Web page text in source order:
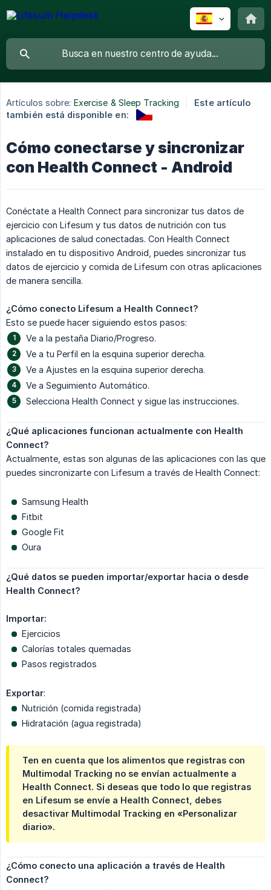
Artículos sobre: Exercise & Sleep Tracking
Este artículo
también está disponible en:
Cómo conectarse y sincronizar
con Health Connect - Android
Conéctate a Health Connect para sincronizar tus datos de
ejercicio con Lifesum y tus datos de nutrición con tus
aplicaciones de salud conectadas. Con Health Connect
instalado en tu dispositivo Android, puedes sincronizar tus
datos de ejercicio y comida de Lifesum con otras aplicaciones
de manera sencilla.
¿Cómo conecto Lifesum a Health Connect?
Esto se puede hacer siguiendo estos pasos:
Ve a la pestaña Diario/Progreso.
Ve a tu Perfil en la esquina superior derecha.
Ve a Ajustes en la esquina superior derecha.
Ve a Seguimiento Automático.
Selecciona Health Connect y sigue las instrucciones.
¿Qué aplicaciones funcionan actualmente con Health
Connect?
Actualmente, estas son algunas de las aplicaciones con las que
puedes sincronizarte con Lifesum a través de Health Connect:
Samsung Health
Fitbit
Google Fit
Oura
¿Qué datos se pueden importar/exportar hacia o desde
Health Connect?
Importar:
Ejercicios
Calorías totales quemadas
Pasos registrados
Exportar:
Nutrición (comida registrada)
Hidratación (agua registrada)
Ten en cuenta que los alimentos que registras con
Multimodal Tracking no se envían actualmente a
Health Connect. Si deseas que todo lo que registras
en Lifesum se envíe a Health Connect, debes
desactivar Multimodal Tracking en «Personalizar
diario».
¿Cómo conecto una aplicación a través de Health
Connect?